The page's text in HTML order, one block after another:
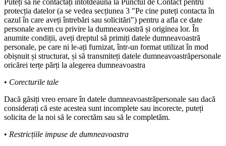
protecția datelor (a se vedea secțiunea 3 "Pe cine puteți contacta în
cazul în care aveți întrebări sau solicitări") pentru a afla ce date
personale avem cu privire la dumneavoastră și originea lor. În
anumite condiții, aveți dreptul să primiți datele dumneavoastră
personale, pe care ni le-ați furnizat, într-un format utilizat în mod
obișnuit și structurat, și să transmiteți datele dumneavoastrăpersonale
oricărei terțe părți la alegerea dumneavoastra
• Corecturile tale
Dacă găsiți vreo eroare în datele dumneavoastrăpersonale sau dacă
considerați că este acestea sunt incomplete sau incorecte, puteți
solicita de la noi să le corectăm sau să le completăm.
• Restricțiile impuse de dumneavoastra